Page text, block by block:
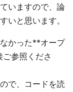
いますので、論
いと思います。
かった**オープ
参照くださ
で、コードを読